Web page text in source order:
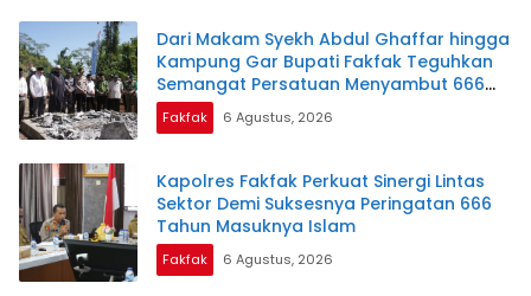
Dari Makam Syekh Abdul Ghaffar hingga
Kampung Gar Bupati Fakfak Teguhkan
Semangat Persatuan Menyambut 666
Tahun Islam
Fakfak 6 Agustus, 2026
Kapolres Fakfak Perkuat Sinergi Lintas
Sektor Demi Suksesnya Peringatan 666
Tahun Masuknya Islam
Fakfak 6 Agustus, 2026